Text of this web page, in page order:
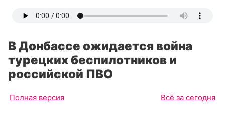
В Донбассе ожидается война
турецких беспилотников и
российской ПВО
Полная версия Всё за сегодня